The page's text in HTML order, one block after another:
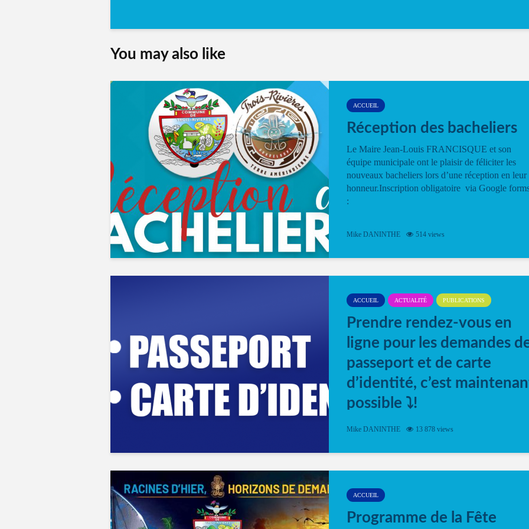
You may also like
ACCUEIL
Réception des bacheliers
Le Maire Jean-Louis FRANCISQUE et son
équipe municipale ont le plaisir de féliciter les
nouveaux bacheliers lors d’une réception en leur
honneur.Inscription obligatoire via Google
:
Mike DANINTHE 514 views
ACCUEIL ACTUALITÉ PUBLICATIONS
Prendre rendez-vous en
ligne pour les demandes
passeport et de carte
d’identité, c’est
possible ⤵️!
Désormais, il est possible de prendre rendez-
Mike DANINTHE 13 878 views
ACCUEIL
Programme de la Fête